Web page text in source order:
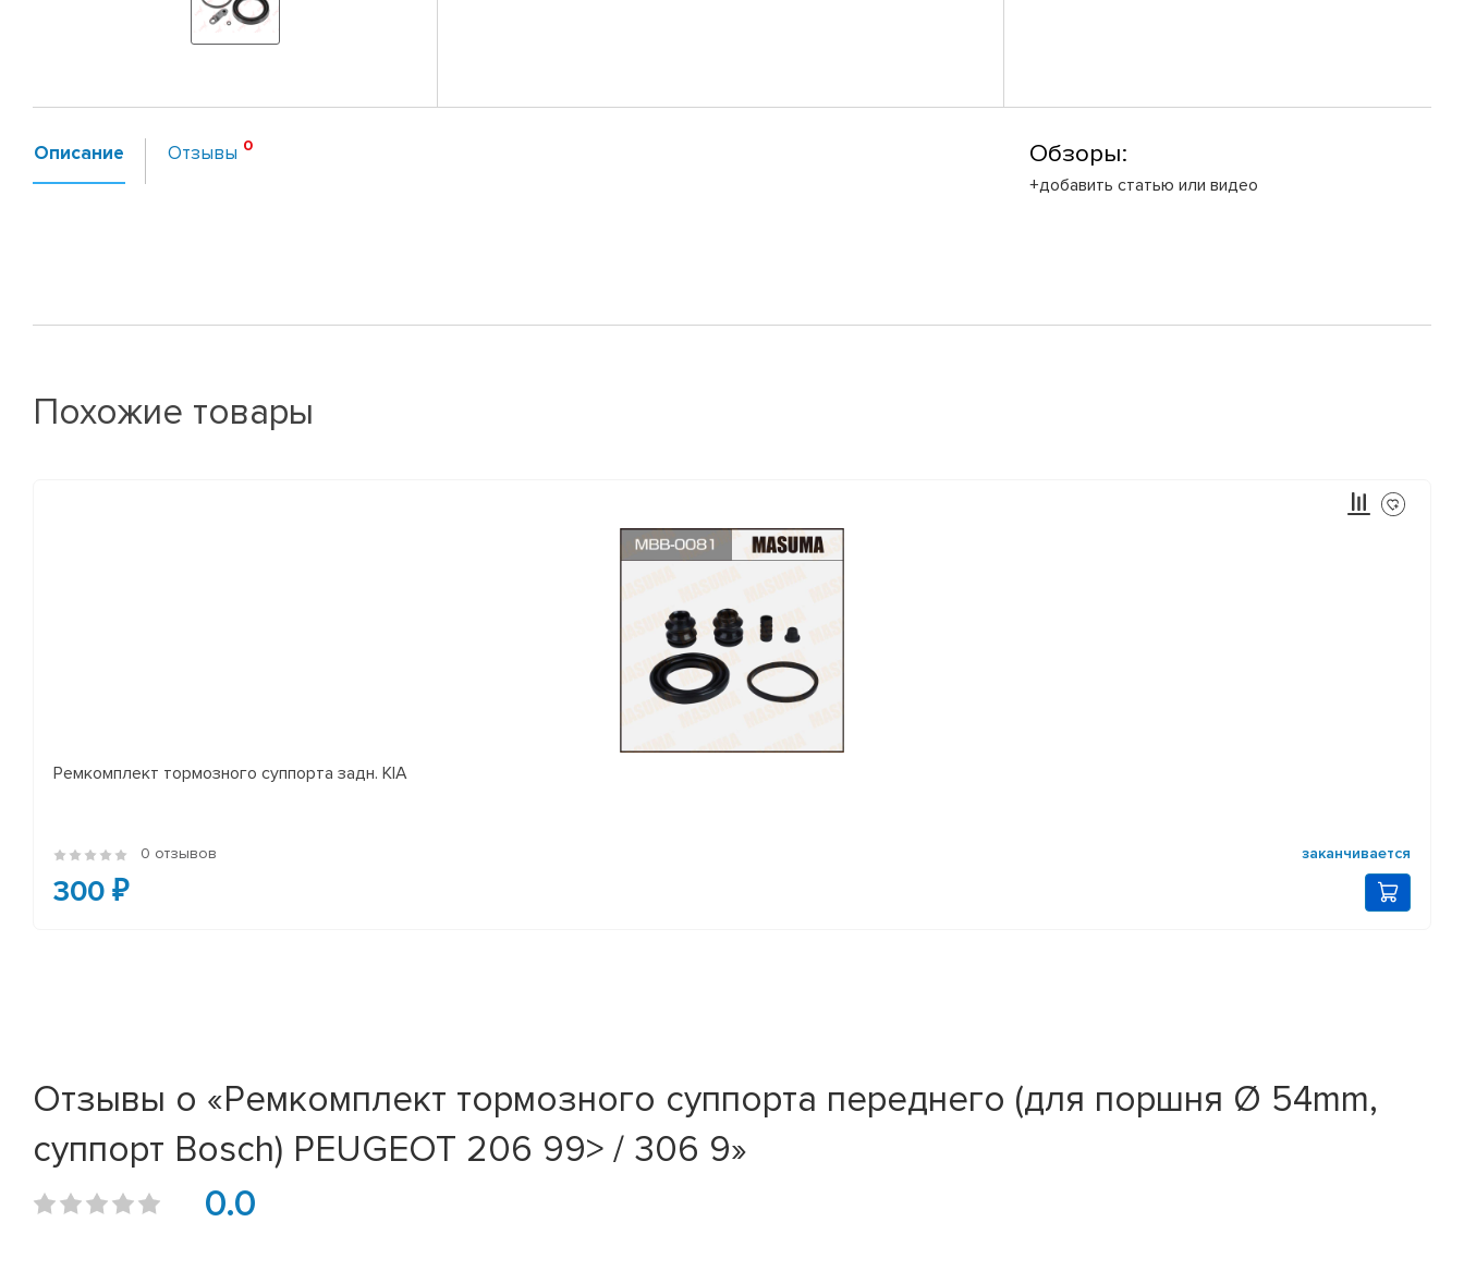
Описание Отзывы Обзоры:
+добавить статью или видео
Похожие товары
Ремкомплект тормозного суппорта задн. KIA
0 отзывов заканчивается
300 ₽
Отзывы о «Ремкомплект тормозного суппорта переднего (для поршня Ø 54mm,
суппорт Bosch) PEUGEOT 206 99> / 306 9»
0.0